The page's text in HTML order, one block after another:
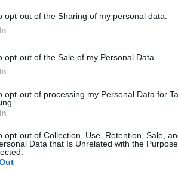
opt-out of the Sharing of my personal data.
opt-out of the Sale of my Personal Data.
opt-out of processing my Personal Data for
opt-out of Collection, Use, Retention, Sale,
Data that Is Unrelated with the
che i boni preferirono in
del superiore interesse
dominanti la scena
anche altre questioni
accontentarsi della
gli fosse invece necessaria
della storia . In gioventù
di retorica , il De
dell’ oratore ) . Un interesse